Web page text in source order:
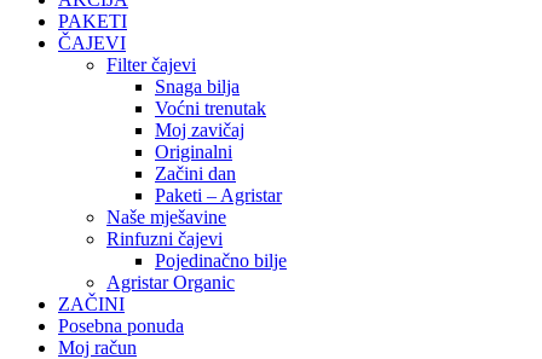
PAKETI
ČAJEVI
Filter čajevi
Snaga bilja
Voćni trenutak
Moj zavičaj
Originalni
Začini dan
Paketi – Agristar
Naše mješavine
Rinfuzni čajevi
Pojedinačno bilje
Agristar Organic
ZAČINI
Posebna ponuda
Moj račun